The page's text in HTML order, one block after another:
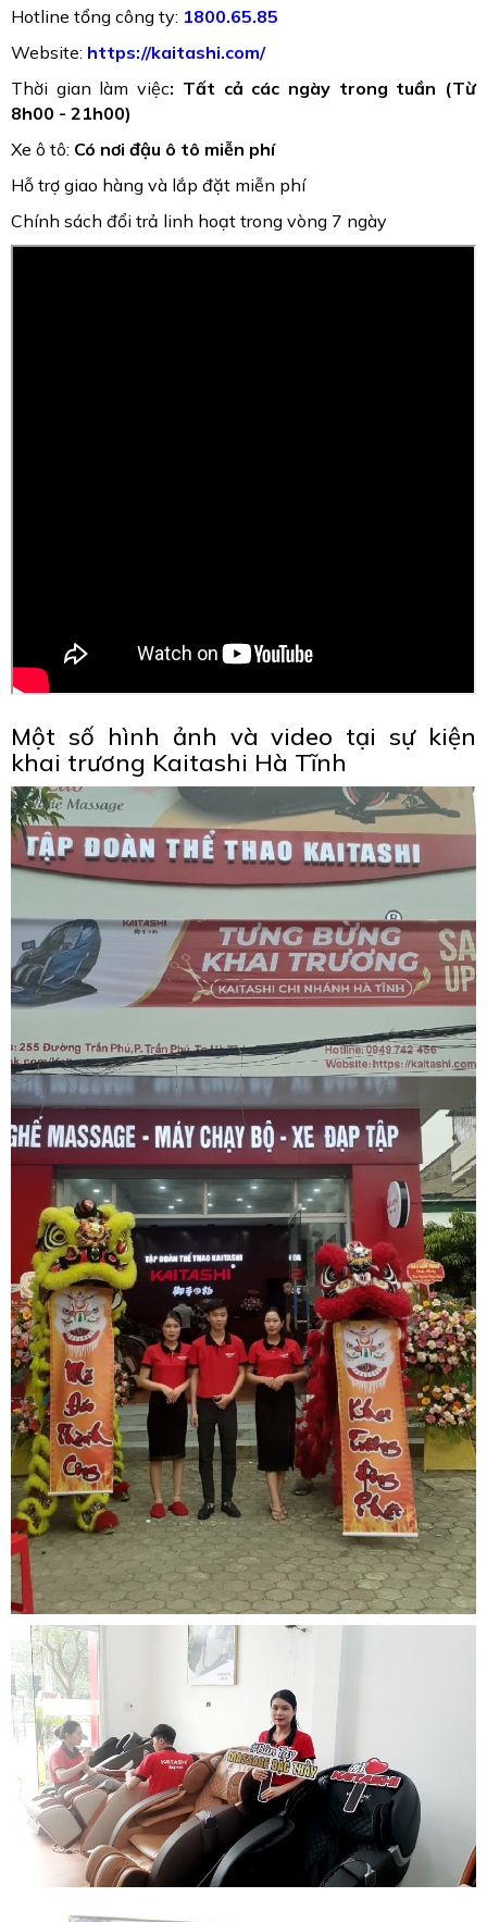
Hotline tổng công ty: 1800.65.85
Website: https://kaitashi.com/
Thời gian làm việc: Tất cả các ngày trong tuần (Từ
8h00 - 21h00)
Xe ô tô: Có nơi đậu ô tô miễn phí
Hỗ trợ giao hàng và lắp đặt miễn phí
Chính sách đổi trả linh hoạt trong vòng 7 ngày
Một số hình ảnh và video tại sự kiện
khai trương Kaitashi Hà Tĩnh